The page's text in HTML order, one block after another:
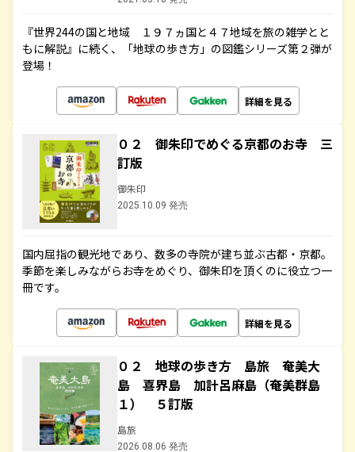
『世界244の国と地域 １９７ヵ国と４７地域を旅の雑学とと
もに解説』に続く、「地球の歩き方」の図鑑シリーズ第２弾が
登場！
詳細を見る
０２ 御朱印でめぐる京都のお寺 三
訂版
御朱印
2025.10.09 発売
国内屈指の観光地であり、数多の寺院が建ち並ぶ古都・京都。
季節を楽しみながらお寺をめぐり、御朱印を頂くのに役立つ一
冊です。
詳細を見る
０２ 地球の歩き方 島旅 奄美大
島 喜界島 加計呂麻島（奄美群島
１） ５訂版
島旅
2026.08.06 発売